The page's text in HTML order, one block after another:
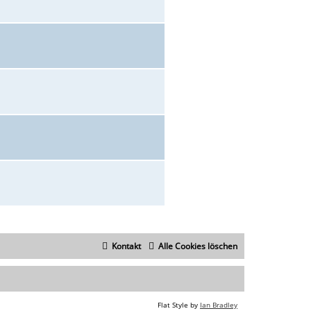
Alle Cookies löschen
Kontakt
Flat Style by Ian Bradley